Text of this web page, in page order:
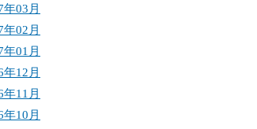
年03月
年02月
年01月
年12月
年11月
年10月